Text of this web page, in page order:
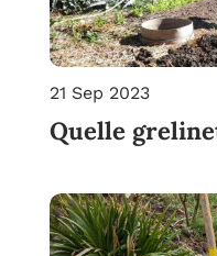
Quelle
21 Sep 2023